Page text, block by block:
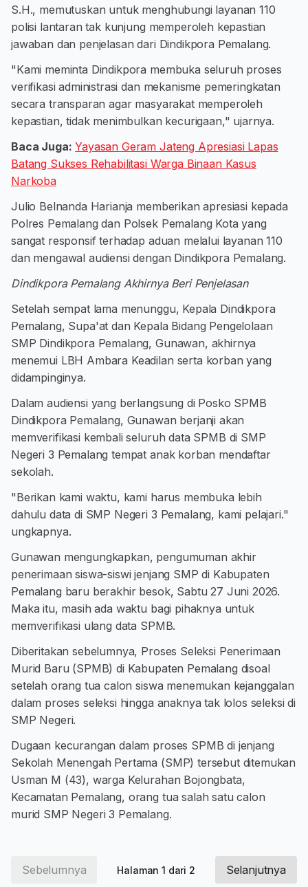
S.H., memutuskan untuk menghubungi layanan 110
polisi lantaran tak kunjung memperoleh kepastian
jawaban dan penjelasan dari Dindikpora Pemalang.
"Kami meminta Dindikpora membuka seluruh proses
verifikasi administrasi dan mekanisme pemeringkatan
secara transparan agar masyarakat memperoleh
kepastian, tidak menimbulkan kecurigaan," ujarnya.
Baca Juga: Yayasan Geram Jateng Apresiasi Lapas
Batang Sukses Rehabilitasi Warga Binaan Kasus
Narkoba
Julio Belnanda Harianja memberikan apresiasi kepada
Polres Pemalang dan Polsek Pemalang Kota yang
sangat responsif terhadap aduan melalui layanan 110
dan mengawal audiensi dengan Dindikpora Pemalang.
Dindikpora Pemalang Akhirnya Beri Penjelasan
Setelah sempat lama menunggu, Kepala Dindikpora
Pemalang, Supa'at dan Kepala Bidang Pengelolaan
SMP Dindikpora Pemalang, Gunawan, akhirnya
menemui LBH Ambara Keadilan serta korban yang
didampinginya.
Dalam audiensi yang berlangsung di Posko SPMB
Dindikpora Pemalang, Gunawan berjanji akan
memverifikasi kembali seluruh data SPMB di SMP
Negeri 3 Pemalang tempat anak korban mendaftar
sekolah.
"Berikan kami waktu, kami harus membuka lebih
dahulu data di SMP Negeri 3 Pemalang, kami pelajari."
ungkapnya.
Gunawan mengungkapkan, pengumuman akhir
penerimaan siswa-siswi jenjang SMP di Kabupaten
Pemalang baru berakhir besok, Sabtu 27 Juni 2026.
Maka itu, masih ada waktu bagi pihaknya untuk
memverifikasi ulang data SPMB.
Diberitakan sebelumnya, Proses Seleksi Penerimaan
Murid Baru (SPMB) di Kabupaten Pemalang disoal
setelah orang tua calon siswa menemukan kejanggalan
dalam proses seleksi hingga anaknya tak lolos seleksi di
SMP Negeri.
Dugaan kecurangan dalam proses SPMB di jenjang
Sekolah Menengah Pertama (SMP) tersebut ditemukan
Usman M (43), warga Kelurahan Bojongbata,
Kecamatan Pemalang, orang tua salah satu calon
murid SMP Negeri 3 Pemalang.
Sebelumnya Halaman 1 dari 2 Selanjutnya